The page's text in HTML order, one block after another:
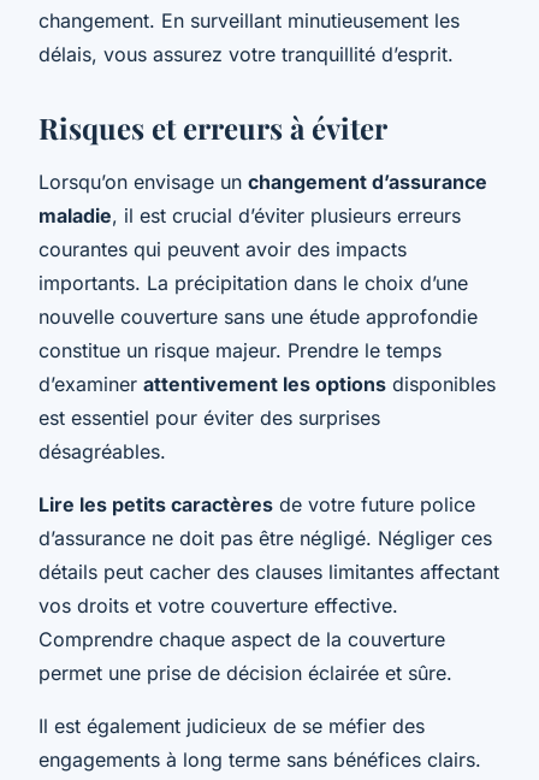
changement. En surveillant minutieusement les
délais, vous assurez votre tranquillité d’esprit.
Risques et erreurs à éviter
Lorsqu’on envisage un changement d’assurance
maladie, il est crucial d’éviter plusieurs erreurs
courantes qui peuvent avoir des impacts
importants. La précipitation dans le choix d’une
nouvelle couverture sans une étude approfondie
constitue un risque majeur. Prendre le temps
d’examiner attentivement les options disponibles
est essentiel pour éviter des surprises
désagréables.
Lire les petits caractères de votre future police
d’assurance ne doit pas être négligé. Négliger ces
détails peut cacher des clauses limitantes affectant
vos droits et votre couverture effective.
Comprendre chaque aspect de la couverture
permet une prise de décision éclairée et sûre.
Il est également judicieux de se méfier des
engagements à long terme sans bénéfices clairs.